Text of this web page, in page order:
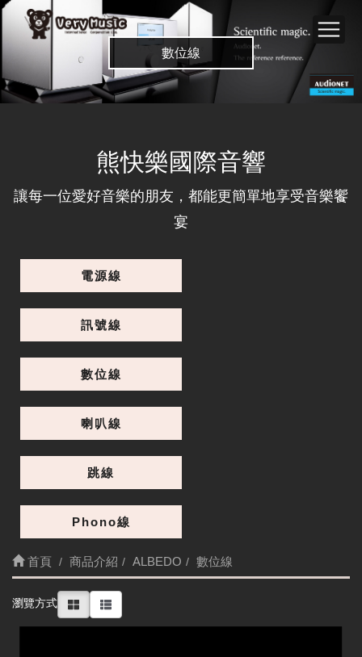
數位線
熊快樂國際音響
讓每一位愛好音樂的朋友，都能更簡單地享受音樂饗
宴
電源線
訊號線
數位線
喇叭線
跳線
Phono線
首頁 商品介紹 ALBEDO 數位線
瀏覽方式
Digital Reference RCA 1M 同軸數位線